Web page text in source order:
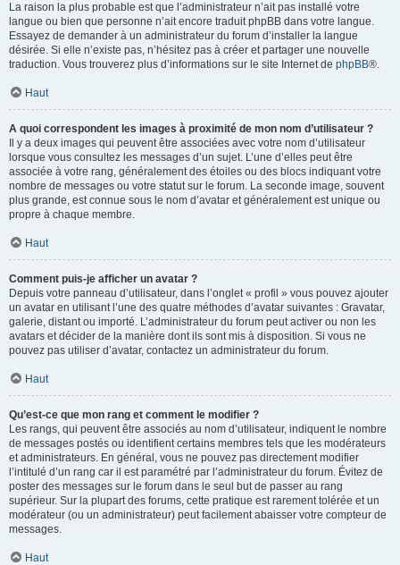
La raison la plus probable est que l’administrateur n’ait pas installé votre
langue ou bien que personne n’ait encore traduit phpBB dans votre langue.
Essayez de demander à un administrateur du forum d’installer la langue
désirée. Si elle n’existe pas, n’hésitez pas à créer et partager une nouvelle
traduction. Vous trouverez plus d’informations sur le site Internet de phpBB®.
Haut
A quoi correspondent les images à proximité de mon nom d’utilisateur ?
Il y a deux images qui peuvent être associées avec votre nom d’utilisateur
lorsque vous consultez les messages d’un sujet. L’une d’elles peut être
associée à votre rang, généralement des étoiles ou des blocs indiquant votre
nombre de messages ou votre statut sur le forum. La seconde image, souvent
plus grande, est connue sous le nom d’avatar et généralement est unique ou
propre à chaque membre.
Haut
Comment puis-je afficher un avatar ?
Depuis votre panneau d’utilisateur, dans l’onglet « profil » vous pouvez ajouter
un avatar en utilisant l’une des quatre méthodes d’avatar suivantes : Gravatar,
galerie, distant ou importé. L’administrateur du forum peut activer ou non les
avatars et décider de la manière dont ils sont mis à disposition. Si vous ne
pouvez pas utiliser d’avatar, contactez un administrateur du forum.
Haut
Qu’est-ce que mon rang et comment le modifier ?
Les rangs, qui peuvent être associés au nom d’utilisateur, indiquent le nombre
de messages postés ou identifient certains membres tels que les modérateurs
et administrateurs. En général, vous ne pouvez pas directement modifier
l’intitulé d’un rang car il est paramétré par l’administrateur du forum. Évitez de
poster des messages sur le forum dans le seul but de passer au rang
supérieur. Sur la plupart des forums, cette pratique est rarement tolérée et un
modérateur (ou un administrateur) peut facilement abaisser votre compteur de
messages.
Haut